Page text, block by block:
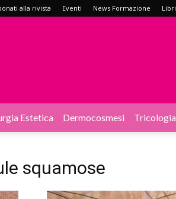
alla rivista Eventi News Formazione Libri
Estetica Dermocosmesi Tricologia
squamose